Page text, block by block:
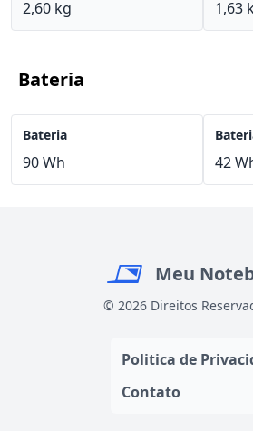
2,60 kg 1,63
Bateria
Bateria
90 Wh 42
Meu
© 2026 Direitos
Politica de
Contato